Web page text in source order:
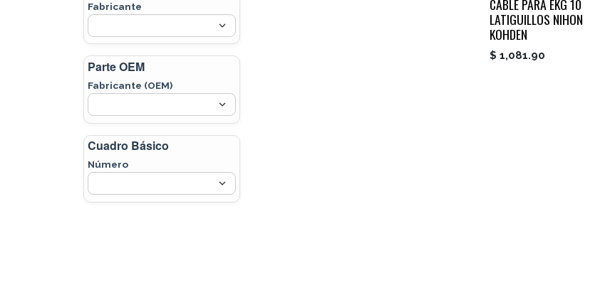
Fabricante
Parte OEM
Fabricante (OEM)
Cuadro Básico
Número
CABLE PARA EKG 10
LATIGUILLOS NIHON
KOHDEN
$ 1,081.90